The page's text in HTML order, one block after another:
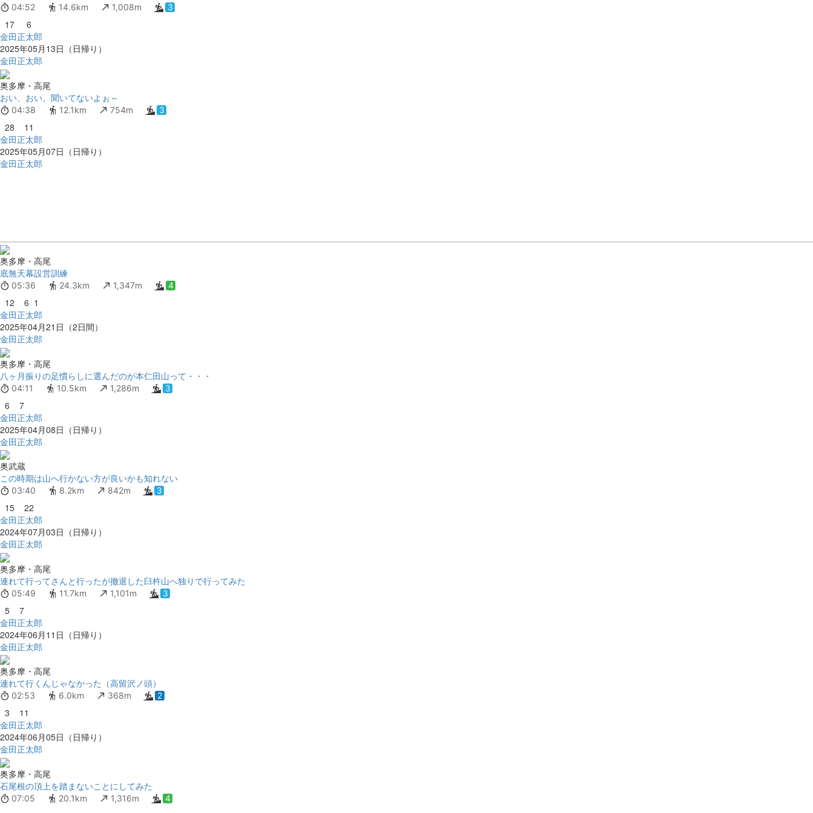
04:52 14.6km 1,008m 3
17
6
金田正太郎
2025年05月13日（日帰り）
金田正太郎
奥多摩・高尾
おい、おい、聞いてないよぉ～
04:38 12.1km 754m 3
28
11
金田正太郎
2025年05月07日（日帰り）
金田正太郎
奥多摩・高尾
底無天幕設営訓練
05:36 24.3km 1,347m 4
12 6 1
金田正太郎
2025年04月21日（2日間）
金田正太郎
奥多摩・高尾
八ヶ月振りの足慣らしに選んだのが本仁田山って・・・
04:11 10.5km 1,286m 3
6
7
金田正太郎
2025年04月08日（日帰り）
金田正太郎
奥武蔵
この時期は山へ行かない方が良いかも知れない
03:40 8.2km 842m 3
15
22
金田正太郎
2024年07月03日（日帰り）
金田正太郎
奥多摩・高尾
連れて行ってさんと行ったが撤退した臼杵山へ独りで行ってみた
05:49 11.7km 1,101m 3
5
7
金田正太郎
2024年06月11日（日帰り）
金田正太郎
奥多摩・高尾
連れて行くんじゃなかった（高留沢ノ頭）
02:53 6.0km 368m 2
3
11
金田正太郎
2024年06月05日（日帰り）
金田正太郎
奥多摩・高尾
石尾根の頂上を踏まないことにしてみた
07:05 20.1km 1,316m 4